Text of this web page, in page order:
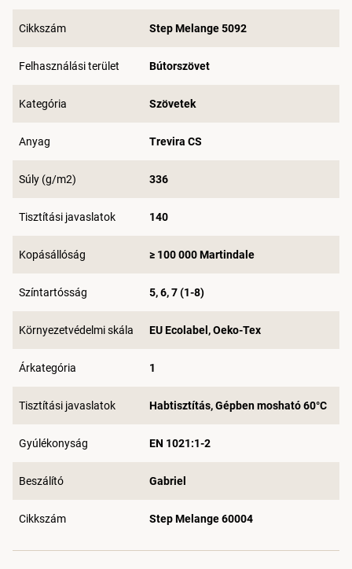
Cikkszám Step Melange 5092
Felhasználási terület Bútorszövet
Kategória Szövetek
Anyag Trevira CS
Súly (g/m2) 336
Tisztítási javaslatok 140
Kopásállóság ≥ 100 000 Martindale
Színtartósság 5, 6, 7 (1-8)
Környezetvédelmi skála EU Ecolabel, Oeko-Tex
Árkategória 1
Tisztítási javaslatok Habtisztítás, Gépben mosható 60°C
Gyúlékonyság EN 1021:1-2
Beszálító Gabriel
Cikkszám Step Melange 60004